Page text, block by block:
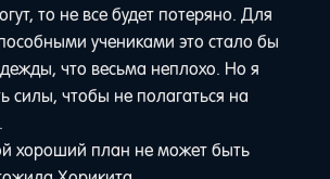
то не все будет потеряно. Для
учениками это стало бы
что весьма неплохо. Но я
силы, чтобы не полагаться на
хороший план не может быть